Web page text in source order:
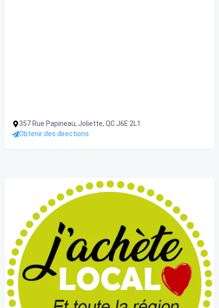
357 Rue Papineau, Joliette, QC J6E 2L1
Obtenir des directions